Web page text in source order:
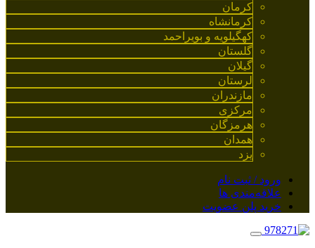
کرمان
کرمانشاه
کهگیلویه و بویراحمد
گلستان
گیلان
لرستان
مازندران
مرکزی
هرمزگان
همدان
یزد
ورود / ثبت نام
علاقه‌مندی ها
خرید پلن عضویت